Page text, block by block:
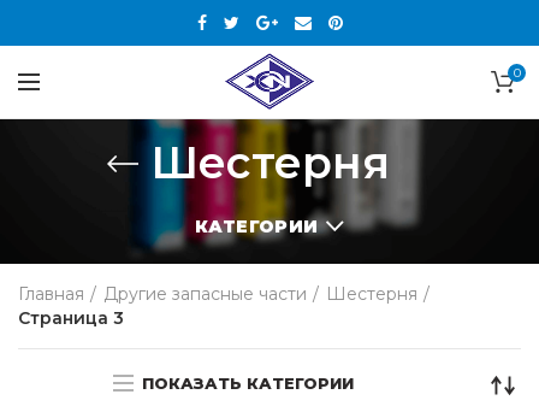
0
Шестерня
КАТЕГОРИИ
Главная Другие запасные части
Шестерня
Страница 3
ПОКАЗАТЬ КАТЕГОРИИ